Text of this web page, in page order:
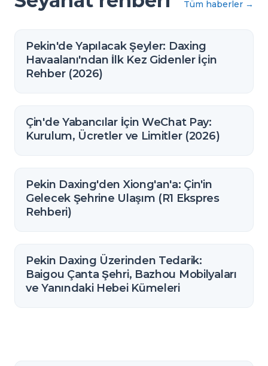
Tüm haberler →
Pekin'de Yapılacak Şeyler: Daxing
Havaalanı'ndan İlk Kez Gidenler İçin
Rehber (2026)
Çin'de Yabancılar İçin WeChat Pay:
Kurulum, Ücretler ve Limitler (2026)
Pekin Daxing'den Xiong'an'a: Çin'in
Gelecek Şehrine Ulaşım (R1 Ekspres
Rehberi)
Pekin Daxing Üzerinden Tedarik:
Baigou Çanta Şehri, Bazhou Mobilyaları
ve Yanındaki Hebei Kümeleri